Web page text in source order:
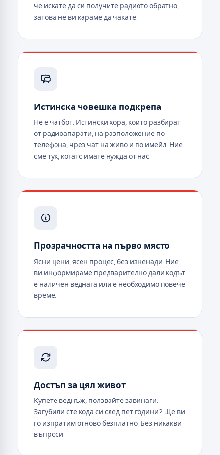
че искате да си получите радиото обратно,
затова не ви караме да чакате.
Истинска човешка подкрепа
Не е чатбот. Истински хора, които разбират
от радиоапарати, на разположение по
телефона, чрез чат на живо и по имейл. Ние
сме тук, когато имате нужда от нас.
Прозрачността на първо място
Ясни цени, ясен процес, без изненади. Ние
ви информираме предварително дали кодът
е наличен веднага или е необходимо повече
време.
Достъп за цял живот
Купете веднъж, ползвайте завинаги.
Загубили сте кода си след пет години? Ще ви
го изпратим отново безплатно. Без никакви
въпроси.